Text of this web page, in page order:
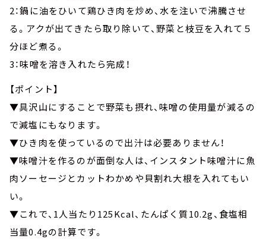
2：鍋に油をひいて鶏ひき肉を炒め、水を注いで沸騰させ
る。アクが出てきたら取り除いて、野菜と枝豆を入れて５
分ほど煮る。
3：味噌を溶き入れたら完成！
【ポイント】
▼具沢山にすることで野菜も摂れ、味噌の使用量が減るの
で減塩にもなります。
▼ひき肉を使っているので出汁は必要ありません！
▼味噌汁を作るのが面倒な人は、インスタント味噌汁に魚
肉ソーセージとカットわかめや貝割れ大根を入れてもい
い。
▼これで、1人当たり125Kcal、たんぱく質10.2g、食塩相
当量0.4gの計算です。